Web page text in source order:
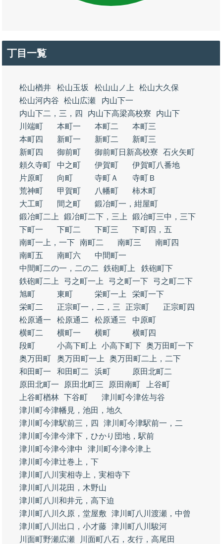
丁目一覧
松山楢井 松山玉坂 松山山ノ上
松山大久保
松山河内谷
松山広瀬
内山下一
内山下二，三，四
内山下高梁高校寮
内山下
川端町
本町一 本町二
本町三
本町四
新町一 新町二
新町三
新町四
御前町 御前町日新高校寮
石火矢町
頼久寺町
中之町 伊賀町
伊賀町八番地
片原町
向町 寺町Ａ
寺町Ｂ
荒神町
甲賀町 八幡町
柿木町
大工町
間之町
鍛冶町一，紺屋町
鍛冶町二上
鍛冶町二下，三上
鍛冶町三中，三下
下町一
下町二 下町三
下町四，五
南町一上，一下 南町二 南町三
南町四
南町五
南町六
中間町一
中間町二の一，二の二
鉄砲町上
鉄砲町下
鉄砲町二上
弓之町一上 弓之町一下
弓之町二下
旭町
東町 栄町一上
栄町一下
栄町二
正宗町一，二，三 正宗町
正宗町四
松原通一
松原通二 松原通三
中原町
横町二
横町一 横町
横町四
段町
小高下町上 小高下町下 奥万田町一下
奥万田町
奥万田町一上
奥万田町二上，二下
和田町一
和田町二 浜町
原田北町二
原田北町一
原田北町三 原田南町
上谷町
上谷町楢林 下谷町
津川町今津佐与谷
津川町今津幡見，池田，地久
津川町今津駅前三，四
津川町今津駅前一，二
津川町今津今津下，ひかり団地，駅前
津川町今津今津中
津川町今津今津上
津川町今津辻巻上，下
津川町八川実相寺上，実相寺下
津川町八川花田，木野山
津川町八川和井元，高下迫
津川町八川久原，堂屋敷
津川町八川渡瀬，中曾
津川町八川出口，小才藤 津川町八川駿河
川面町野瀬広瀬
川面町八石，友行，高尾田